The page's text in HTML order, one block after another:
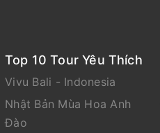
Top 10 Tour Yêu Thích
Vivu Bali - Indonesia
Nhật Bản Mùa Hoa Anh
Đào